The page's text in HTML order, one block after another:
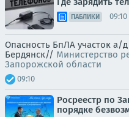
ПАБЛИКИ 09:10
Опасность БпЛА участок а/
Бердянск// Министерство
Запорожской области
09:10
Росреестр по
порядке